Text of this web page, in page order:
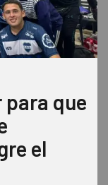
para que
el